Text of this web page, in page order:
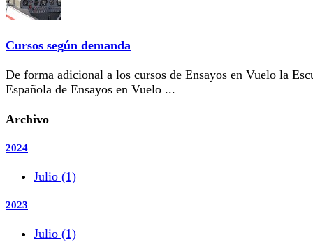
Cursos según demanda
De forma adicional a los cursos de Ensayos en Vuelo la
Española de Ensayos en Vuelo ...
Archivo
2024
Julio (1)
2023
Julio (1)